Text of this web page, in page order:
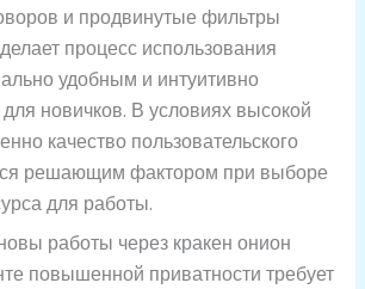
и продвинутые фильтры
процесс использования
удобным и интуитивно
новичков. В условиях высокой
качество пользовательского
решающим фактором при выборе
для работы.
работы через кракен онион
повышенной приватности требует